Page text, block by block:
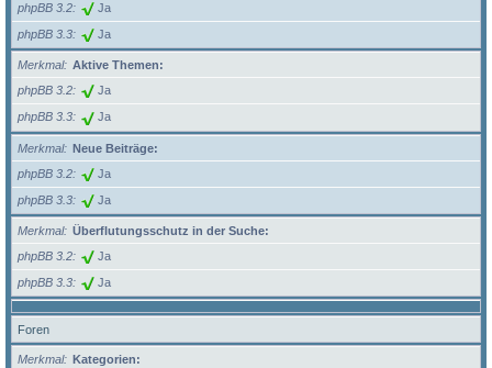
phpBB 3.2
Ja
phpBB 3.3 Ja
Merkmal
Aktive Themen:
phpBB 3.2
Ja
phpBB 3.3 Ja
Merkmal
Neue Beiträge:
phpBB 3.2
Ja
phpBB 3.3 Ja
Merkmal
Überflutungsschutz in der Suche:
phpBB 3.2
Ja
phpBB 3.3 Ja
Foren
Merkmal
Kategorien: